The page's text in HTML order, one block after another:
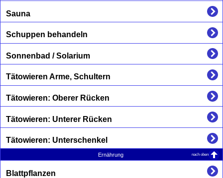
Sauna
Schuppen behandeln
Sonnenbad / Solarium
Tätowieren Arme, Schultern
Tätowieren: Oberer Rücken
Tätowieren: Unterer Rücken
Tätowieren: Unterschenkel
Ernährung nach oben
Blattpflanzen